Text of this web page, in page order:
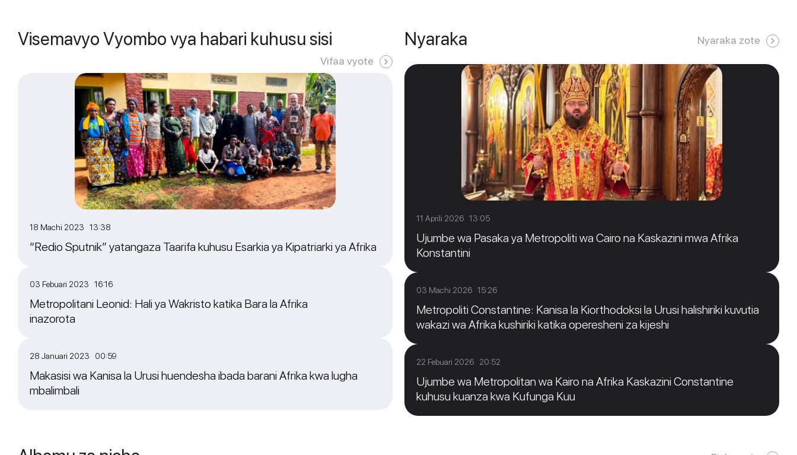
Visemavyo Vyombo vya habari kuhusu sisi
Vifaa vyote
18 Machi 2023 13:38
“Redio Sputnik” yatangaza Taarifa kuhusu Esarkia ya Kipatriarki ya Afrika
03 Febuari 2023 16:16
Metropolitani Leonid: Hali ya Wakristo katika Bara la Afrika
inazorota
28 Januari 2023 00:59
Makasisi wa Kanisa la Urusi huendesha ibada barani Afrika kwa lugha
mbalimbali
Nyaraka Nyaraka zote
11 Aprili 2026 13:05
Ujumbe wa Pasaka ya Metropoliti wa Cairo na Kaskazini mwa Afrika
Konstantini
03 Machi 2026 15:26
Metropoliti Constantine: Kanisa la Kiorthodoksi la Urusi halishiriki kuvutia
wakazi wa Afrika kushiriki katika operesheni za kijeshi
22 Febuari 2026 20:52
Ujumbe wa Metropolitan wa Kairo na Afrika Kaskazini Constantine
kuhusu kuanza kwa Kufunga Kuu